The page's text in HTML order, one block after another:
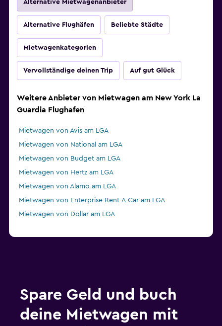
Alternative Mietwagenanbieter
Alternative Flughäfen Beliebte Städte
Mietwagenkategorien
Vervollständige deinen Trip Auf gut Glück
Weitere Anbieter von Mietwagen am New York La
Guardia Flughafen
Mietwagen von Avis am LGA
Mietwagen von National am LGA
Mietwagen von Budget am LGA
Mietwagen von Hertz am LGA
Mietwagen von Alamo am LGA
Mietwagen von Enterprise Rent-A-Car am LGA
Mietwagen von Dollar am LGA
Spare Geld und buch
deine Mietwagen mit